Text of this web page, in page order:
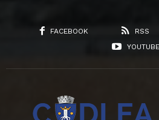
FACEBOOK RSS
YOUTUBE